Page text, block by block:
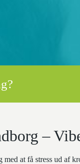
–
at få stress ud af